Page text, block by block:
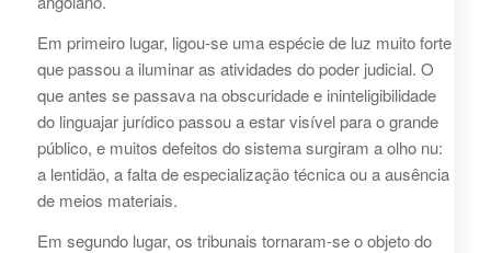
Em primeiro lugar, ligou-se uma espécie de luz muito forte
que passou a iluminar as atividades do poder judicial. O
que antes se passava na obscuridade e ininteligibilidade
do linguajar jurídico passou a estar visível para o grande
público, e muitos defeitos do sistema surgiram a olho nu:
a lentidão, a falta de especialização técnica ou a ausência
de meios materiais.
Em segundo lugar, os tribunais tornaram-se o objeto do